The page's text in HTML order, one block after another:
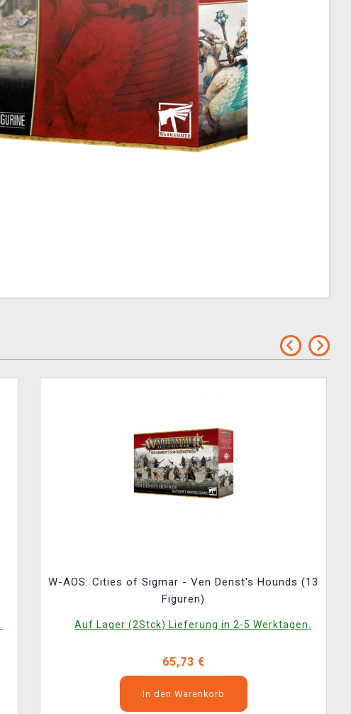
W-AOS: Cities of Sigmar - Ven Denst's Hounds (13
Figuren)
Auf Lager (2Stck) Lieferung in 2-5 Werktagen.
65,73 €
In den Warenkorb